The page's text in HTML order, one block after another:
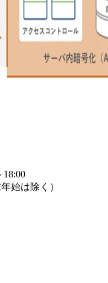
18:00
始は除く）